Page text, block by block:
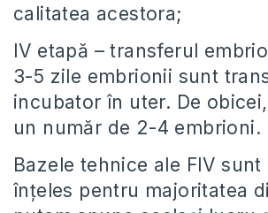
calitatea acestora;
IV etapă – transferul
3-5 zile embrionii sunt
incubator în uter. De
un număr de 2-4 embrioni.
Bazele tehnice ale FIV sunt
înțeles pentru majoritatea